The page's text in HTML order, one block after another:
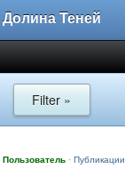
Долина Теней
Filter »
Пользователь · Публикации